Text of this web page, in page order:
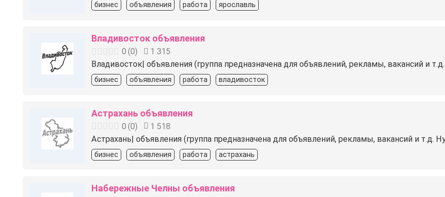
бизнес объявления работа ярославль
Владивосток объявления
0 (0)
1 315
Владивосток| объявления (группа предназначена для объявлений, рекламы, вакансий и
бизнес объявления работа владивосток
Астрахань объявления
0 (0)
1 518
Астрахань| объявления (группа предназначена для объявлений, рекламы, вакансий и т.д.
бизнес объявления работа астрахань
Набережные Челны объявления